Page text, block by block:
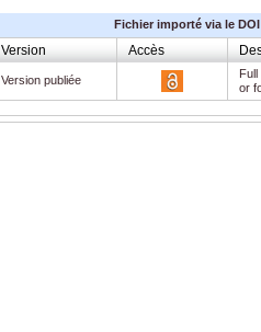
Fichier importé via le DOI
Version Accès
Version publiée
or